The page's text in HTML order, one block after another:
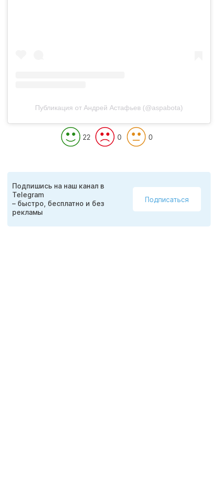
Публикация от Андрей Астафьев (@aspabota)
22 0 0
Подпишись на наш канал в
Telegram
– быстро, бесплатно и без
рекламы
Подписаться